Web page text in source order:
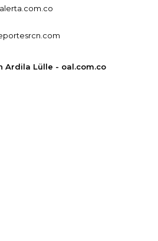
alerta.com.co
Ardila Lülle - oal.com.co